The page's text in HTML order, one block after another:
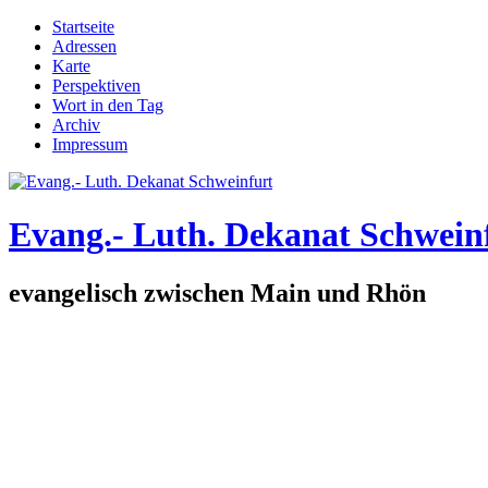
Direkt zum Inhalt
Hauptmenü
Startseite
Adressen
Karte
Perspektiven
Wort in den Tag
Archiv
Impressum
Evang.- Luth. Dekanat
evangelisch zwischen Main und Rhön